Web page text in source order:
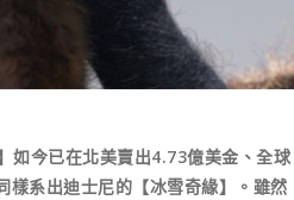
今已在北美賣出4.73億美金、全球
系出迪士尼的【冰雪奇緣】。雖然